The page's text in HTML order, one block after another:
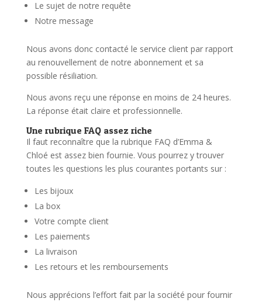
Le sujet de notre requête
Notre message
Nous avons donc contacté le service client par rapport
au renouvellement de notre abonnement et sa
possible résiliation.
Nous avons reçu une réponse en moins de 24 heures.
La réponse était claire et professionnelle.
Une rubrique FAQ assez riche
Il faut reconnaître que la rubrique FAQ d’Emma &
Chloé est assez bien fournie. Vous pourrez y trouver
toutes les questions les plus courantes portants sur :
Les bijoux
La box
Votre compte client
Les paiements
La livraison
Les retours et les remboursements
Nous apprécions l’effort fait par la société pour fournir